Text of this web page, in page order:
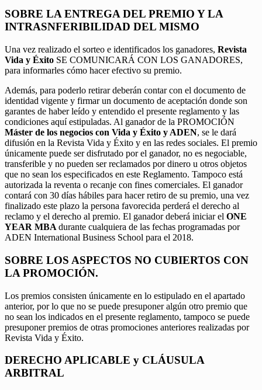
SOBRE LA ENTREGA DEL PREMIO Y LA
INTRASNFERIBILIDAD DEL MISMO
Una vez realizado el sorteo e identificados los ganadores, Revista
Vida y Éxito SE COMUNICARÁ CON LOS GANADORES,
para informarles cómo hacer efectivo su premio.
Además, para poderlo retirar deberán contar con el documento de
identidad vigente y firmar un documento de aceptación donde son
garantes de haber leído y entendido el presente reglamento y las
condiciones aquí estipuladas. Al ganador de la PROMOCIÓN
Máster de los negocios con Vida y Éxito y ADEN, se le dará
difusión en la Revista Vida y Éxito y en las redes sociales. El premio
únicamente puede ser disfrutado por el ganador, no es negociable,
transferible y no pueden ser reclamados por dinero u otros objetos
que no sean los especificados en este Reglamento. Tampoco está
autorizada la reventa o recanje con fines comerciales. El ganador
contará con 30 días hábiles para hacer retiro de su premio, una vez
finalizado este plazo la persona favorecida perderá el derecho al
reclamo y el derecho al premio. El ganador deberá iniciar el ONE
YEAR MBA durante cualquiera de las fechas programadas por
ADEN International Business School para el 2018.
SOBRE LOS ASPECTOS NO CUBIERTOS CON
LA PROMOCIÓN.
Los premios consisten únicamente en lo estipulado en el apartado
anterior, por lo que no se puede presuponer algún otro premio que
no sean los indicados en el presente reglamento, tampoco se puede
presuponer premios de otras promociones anteriores realizadas por
Revista Vida y Éxito.
DERECHO APLICABLE y CLÁUSULA
ARBITRAL